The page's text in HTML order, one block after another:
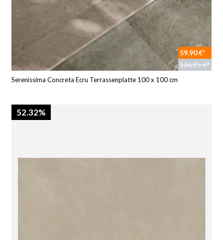
59,90 €*
136,85 €*
Serenissima Concreta Ecru Terrassenplatte 100 x 100 cm
52.32%